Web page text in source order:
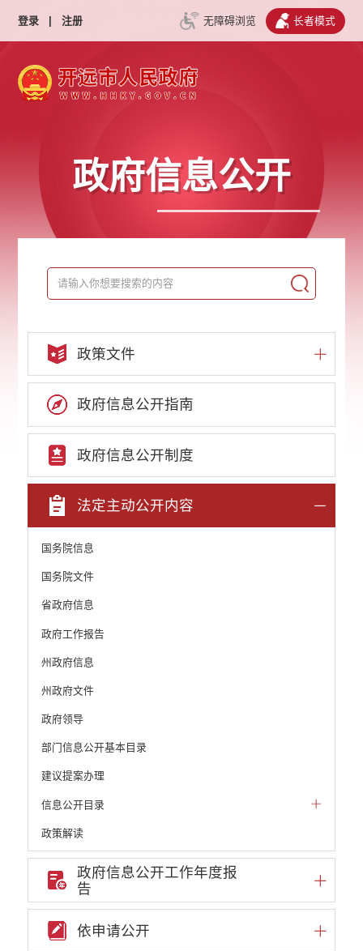
登录 | 注册 无障碍浏览 长者模式
政府信息公开
政策文件
政府信息公开指南
政府信息公开制度
法定主动公开内容
国务院信息
国务院文件
省政府信息
政府工作报告
州政府信息
州政府文件
政府领导
部门信息公开基本目录
建议提案办理
信息公开目录
政策解读
机构职能和权责清单
自然资源政务公开
重点领域信息公开
政府信息公开工作年度报
告
依申请公开